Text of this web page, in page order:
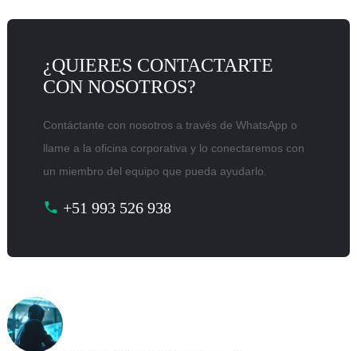
¿QUIERES CONTACTARTE
CON NOSOTROS?
Contáctante con nosotros a través de WhatsApp o
llame a la oficina corporativa y lo conectaremos con
un miembro del equipo que pueda ayudarlo.
+51 993 526 938